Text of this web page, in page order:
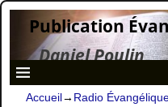
Publication
Daniel Poulin
Accueil→ Radio